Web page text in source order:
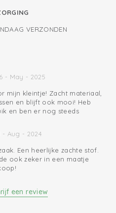
VERZONDEN
- May - 2025
mijn kleintje! Zacht materiaal,
en blijft ook mooi! Heb
en ben er nog steeds
- Aug - 2024
Een heerlijke zachte stof.
ook zeker in een maatje
een review